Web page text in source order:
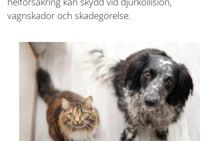
vagnskador och skadegörelse.